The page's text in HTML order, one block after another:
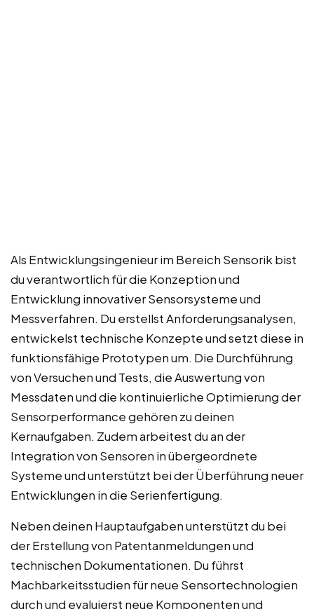
Als Entwicklungsingenieur im Bereich Sensorik bist
du verantwortlich für die Konzeption und
Entwicklung innovativer Sensorsysteme und
Messverfahren. Du erstellst Anforderungsanalysen,
entwickelst technische Konzepte und setzt diese in
funktionsfähige Prototypen um. Die Durchführung
von Versuchen und Tests, die Auswertung von
Messdaten und die kontinuierliche Optimierung der
Sensorperformance gehören zu deinen
Kernaufgaben. Zudem arbeitest du an der
Integration von Sensoren in übergeordnete
Systeme und unterstützt bei der Überführung neuer
Entwicklungen in die Serienfertigung.
Neben deinen Hauptaufgaben unterstützt du bei
der Erstellung von Patentanmeldungen und
technischen Dokumentationen. Du führst
Machbarkeitsstudien für neue Sensortechnologien
durch und evaluierst neue Komponenten und